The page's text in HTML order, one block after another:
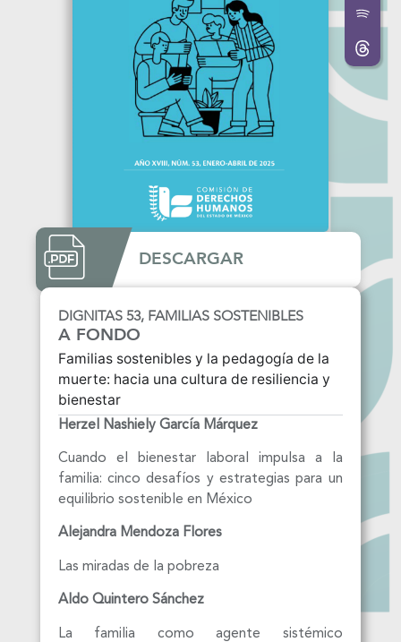
DESCARGAR
DIGNITAS 53, FAMILIAS SOSTENIBLES
A FONDO
Familias sostenibles y la pedagogía de la
muerte: hacia una cultura de resiliencia y
bienestar
Herzel Nashiely García Márquez
Cuando el bienestar laboral impulsa a la
familia: cinco desafíos y estrategias para un
equilibrio sostenible en México
Alejandra Mendoza Flores
Las miradas de la pobreza
Aldo Quintero Sánchez
La familia como agente sistémico